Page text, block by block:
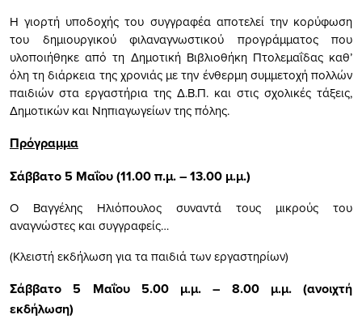
Η γιορτή υποδοχής του συγγραφέα αποτελεί την κορύφωση
του δημιουργικού φιλαναγνωστικού προγράμματος που
υλοποιήθηκε από τη Δημοτική Βιβλιοθήκη Πτολεμαΐδας καθ’
όλη τη διάρκεια της χρονιάς με την ένθερμη συμμετοχή πολλών
παιδιών στα εργαστήρια της Δ.Β.Π. και στις σχολικές τάξεις,
Δημοτικών και Νηπιαγωγείων της πόλης.
Πρόγραμμα
Σάββατο 5 Μαΐου (11.00 π.μ. – 13.00 μ.μ.)
Ο Βαγγέλης Ηλιόπουλος συναντά τους μικρούς του
αναγνώστες και συγγραφείς…
(Κλειστή εκδήλωση για τα παιδιά των εργαστηρίων)
Σάββατο 5 Μαΐου 5.00 μ.μ. – 8.00 μ.μ. (ανοιχτή
εκδήλωση)